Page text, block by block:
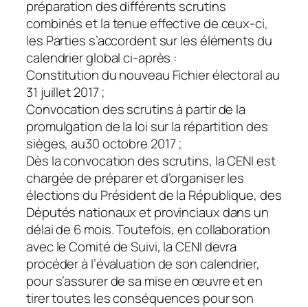
préparation des différents scrutins
combinés et la tenue effective de ceux-ci,
les Parties s’accordent sur les éléments du
calendrier global ci-après :
Constitution du nouveau Fichier électoral au
31 juillet 2017 ;
Convocation des scrutins à partir de la
promulgation de la loi sur la répartition des
sièges, au30 octobre 2017 ;
Dès la convocation des scrutins, la CENI est
chargée de préparer et d’organiser les
élections du Président de la République, des
Députés nationaux et provinciaux dans un
délai de 6 mois. Toutefois, en collaboration
avec le Comité de Suivi, la CENI devra
procéder à l’évaluation de son calendrier,
pour s’assurer de sa mise en œuvre et en
tirer toutes les conséquences pour son